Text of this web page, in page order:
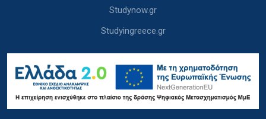
Studynow.gr
Studyingreece.gr